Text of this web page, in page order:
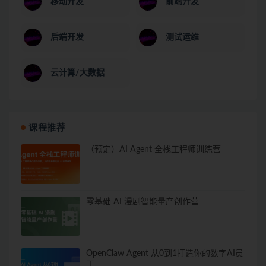
移动开发 前端开发
后端开发 测试运维
云计算/大数据
课程推荐
（预定）AI Agent 全栈工程师训练营
零基础 AI 漫剧智能量产创作营
OpenClaw Agent 从0到1打造你的数字AI员